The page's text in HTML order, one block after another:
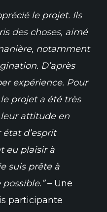
le projet. Ils
des choses, aimé
notamment
D’après
expérience. Pour
projet a été très
attitude en
d’esprit
eu plaisir à
suis prête à
– Une
participante